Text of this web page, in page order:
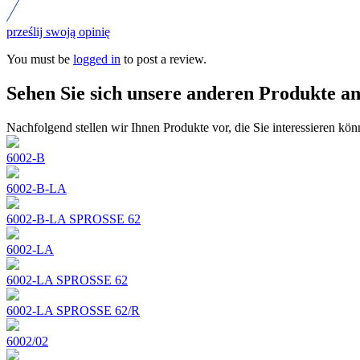
prześlij swoją opinię
You must be logged in to post a review.
Sehen Sie sich unsere anderen Produkte an
Nachfolgend stellen wir Ihnen Produkte vor, die Sie interessieren
6002-B
6002-B-LA
6002-B-LA SPROSSE 62
6002-LA
6002-LA SPROSSE 62
6002-LA SPROSSE 62/R
6002/02